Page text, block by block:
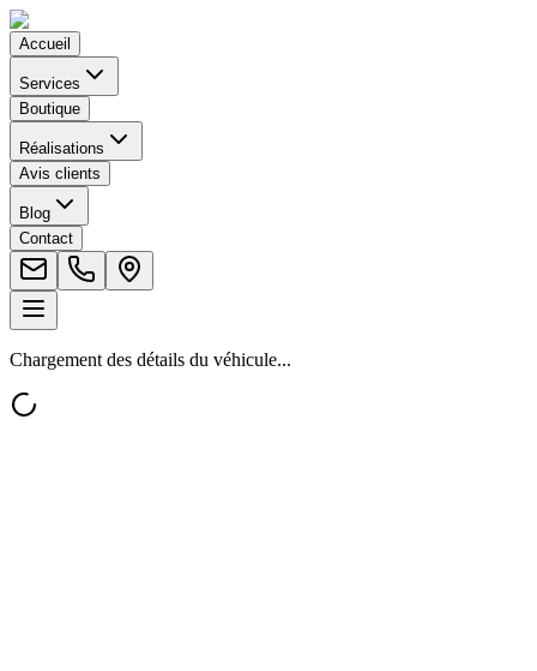
Accueil
Services
Boutique
Réalisations
Avis clients
Blog
Contact
Chargement des détails du véhicule...